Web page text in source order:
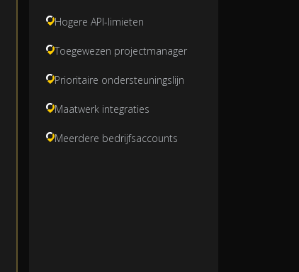
Hogere API-limieten
Toegewezen projectmanager
Prioritaire ondersteuningslijn
Maatwerk integraties
Meerdere bedrijfsaccounts